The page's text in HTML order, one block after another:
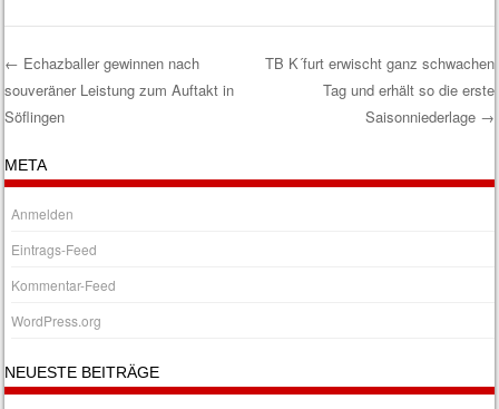
Post navigation
← Echazballer gewinnen nach
souveräner Leistung zum Auftakt in
Söflingen
TB K´furt erwischt ganz schwachen
Tag und erhält so die erste
Saisonniederlage →
META
Anmelden
Eintrags-Feed
Kommentar-Feed
WordPress.org
NEUESTE BEITRÄGE